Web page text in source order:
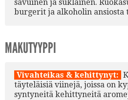
savuinen ja suklainen.
burgerit ja alkoholin ansiosta
MAKUTYYPPI
Vivahteikas & kehittynyt:
täyteläisiä viinejä, joissa on
syntyneitä kehittyneitä